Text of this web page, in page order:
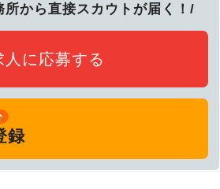
所から直接スカウトが届く！/
人に応募する
録